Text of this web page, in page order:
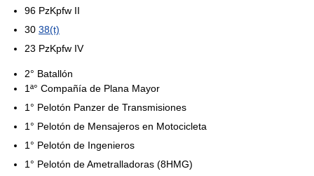
96 PzKpfw II
30 38(t)
23 PzKpfw IV
2° Batallón
1ª° Compañía de Plana Mayor
1° Pelotón Panzer de Transmisiones
1° Pelotón de Mensajeros en Motocicleta
1° Pelotón de Ingenieros
1° Pelotón de Ametralladoras (8HMG)